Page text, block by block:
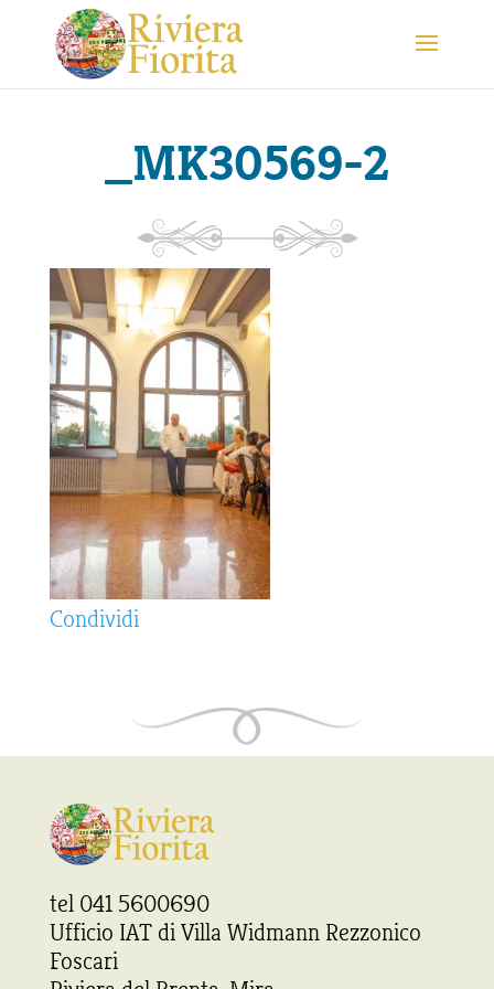
_MK30569-2
Condividi
tel 041 5600690
Ufficio IAT di Villa Widmann Rezzonico
Foscari